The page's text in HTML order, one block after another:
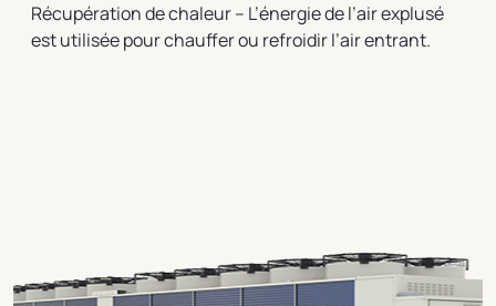
Récupération de chaleur – L’énergie de l’air explusé
est utilisée pour chauffer ou refroidir l’air entrant.